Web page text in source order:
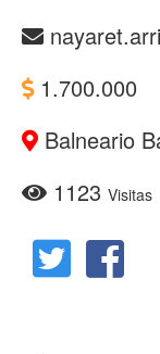
1.700.000
Balneario
1123 Visitas